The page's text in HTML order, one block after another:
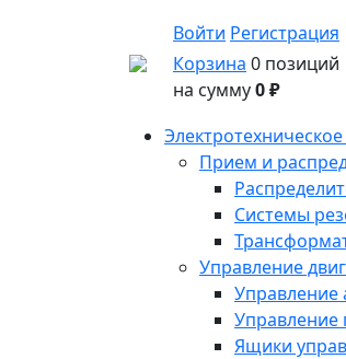
Войти Регистрация
Корзина 0 позиций
на сумму0 ₽
Прием и
Системы
Управление
Управление
Управление
Ящики